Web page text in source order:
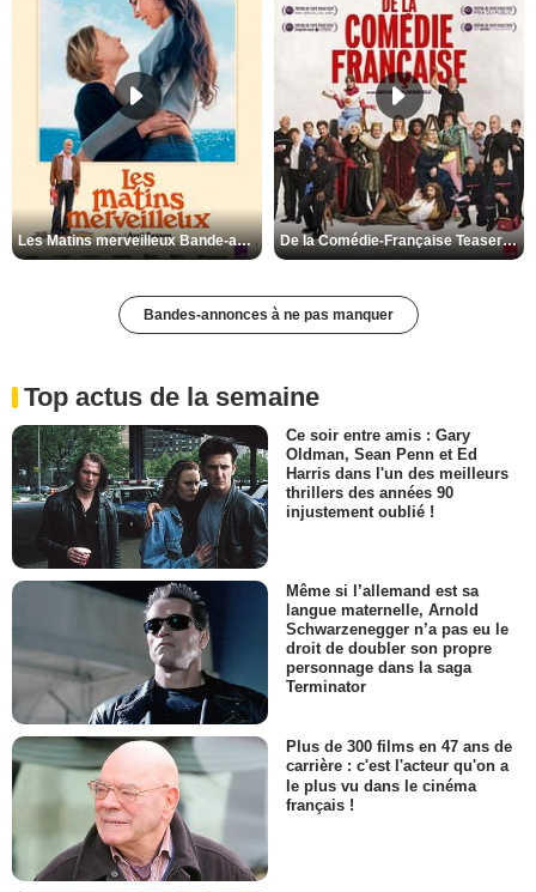
Les Matins merveilleux Bande-annonce VF De la Comédie-Française Teaser VF
Bandes-annonces à ne pas manquer
Top actus de la semaine
Ce soir entre amis : Gary
Oldman, Sean Penn et Ed
Harris dans l'un des meilleurs
thrillers des années 90
injustement oublié !
Même si l’allemand est sa
langue maternelle, Arnold
Schwarzenegger n’a pas eu le
droit de doubler son propre
personnage dans la saga
Terminator
Plus de 300 films en 47 ans de
carrière : c'est l'acteur qu'on a
le plus vu dans le cinéma
français !